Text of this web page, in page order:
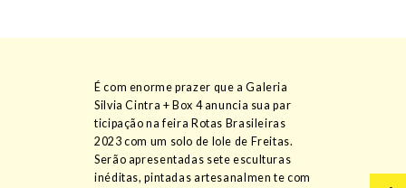
É com enorme prazer que a Galeria
Silvia Cintra + Box 4 anuncia sua par
ticipação na feira Rotas Brasileiras
2023 com um solo de Iole de Freitas.
Serão apresentadas sete esculturas
inéditas, pintadas artesanalmen te com